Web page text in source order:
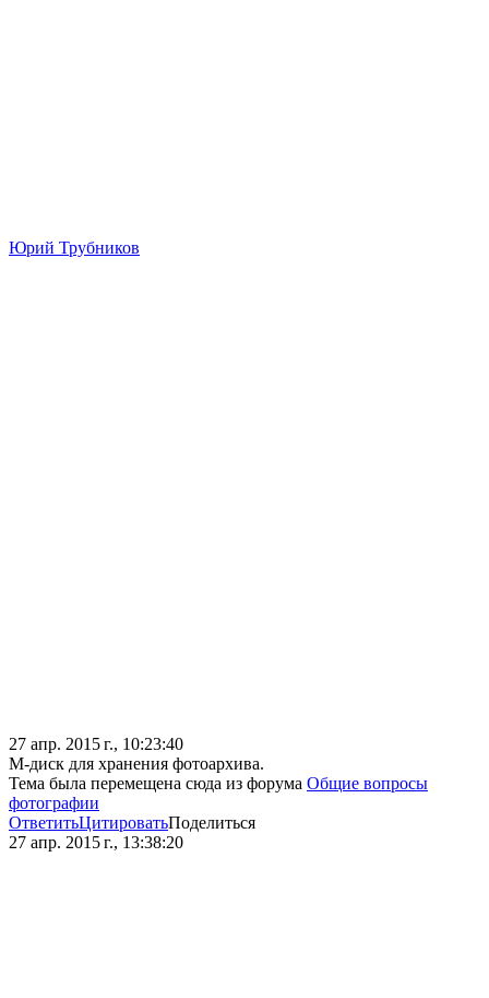
Юрий Трубников
27 апр. 2015 г., 10:23:40
M-диск для хранения фотоархива.
Тема была перемещена сюда из форума Общие вопросы
фотографии
ОтветитьЦитироватьПоделиться
27 апр. 2015 г., 13:38:20